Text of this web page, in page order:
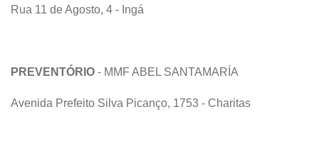
Rua 11 de Agosto, 4 - Ingá
PREVENTÓRIO - MMF ABEL SANTAMARÍA
Avenida Prefeito Silva Picanço, 1753 - Charitas